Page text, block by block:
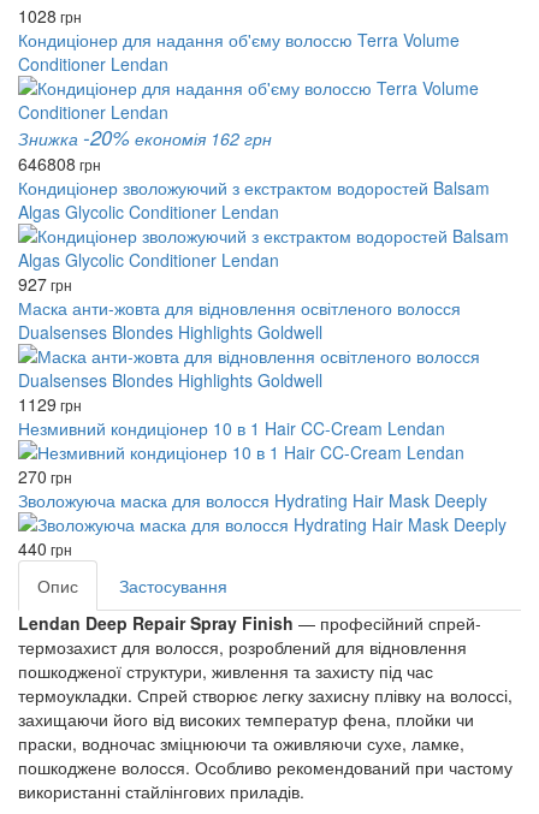
1028 грн
Кондиціонер для надання об'єму волоссю Terra Volume
Conditioner Lendan
Знижка -20% економія 162 грн
646808 грн
Кондиціонер зволожуючий з екстрактом водоростей Balsam
Algas Glycolic Conditioner Lendan
927грн
Маска анти-жовта для відновлення освітленого волосся
Dualsenses Blondes Highlights Goldwell
1129 грн
Незмивний кондиціонер 10 в 1 Hair CC-Cream Lendan
270 грн
Зволожуюча маска для волосся Hydrating Hair Mask Deeply
440 грн
Опис
Застосування
Lendan Deep Repair Spray Finish — професійний спрей-
термозахист для волосся, розроблений для відновлення
пошкодженої структури, живлення та захисту під час
термоукладки. Спрей створює легку захисну плівку на волоссі,
захищаючи його від високих температур фена, плойки чи
праски, водночас зміцнюючи та оживляючи сухе, ламке,
пошкоджене волосся. Особливо рекомендований при частому
використанні стайлінгових приладів.